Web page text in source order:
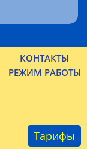
КОНТАКТЫ
РЕЖИМ РАБОТЫ
Тарифы